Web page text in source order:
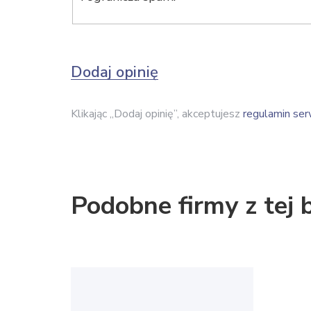
Dodaj opinię
Klikając „Dodaj opinię”, akceptujesz regulamin
Podobne firmy z tej